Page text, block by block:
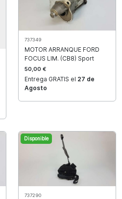
737349
MOTOR ARRANQUE FORD
FOCUS LIM. (CB8) Sport
50,00 €
Entrega GRATIS el 27 de
Agosto
Disponible
737290